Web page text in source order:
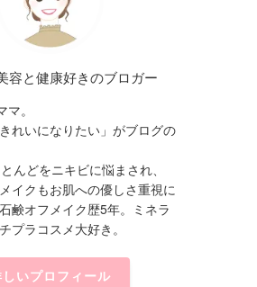
容と健康好きのブロガー
。
れいになりたい」がブログの
んどをニキビに悩まされ、
イクもお肌への優しさ重視に
鹸オフメイク歴5年。ミネラ
プラコスメ大好き。
いプロフィール